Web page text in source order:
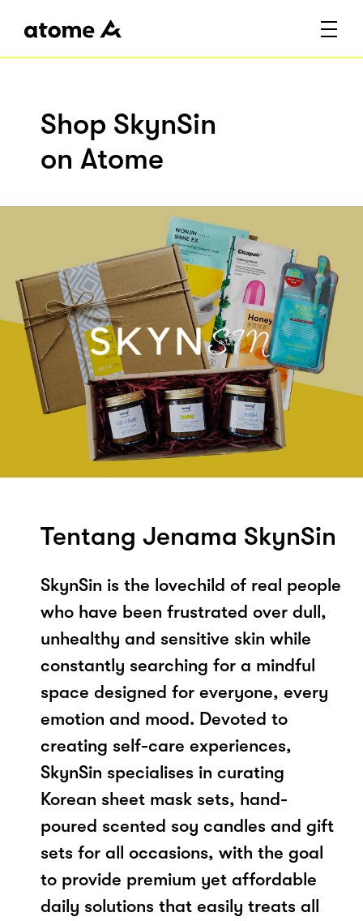
Shop SkynSin
on Atome
Tentang Jenama SkynSin
SkynSin is the lovechild of real people
who have been frustrated over dull,
unhealthy and sensitive skin while
constantly searching for a mindful
space designed for everyone, every
emotion and mood. Devoted to
creating self-care experiences,
SkynSin specialises in curating
Korean sheet mask sets, hand-
poured scented soy candles and gift
sets for all occasions, with the goal
to provide premium yet affordable
daily solutions that easily treats all